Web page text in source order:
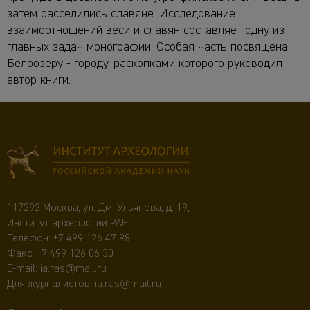
затем расселились славяне. Исследование
взаимоотношений веси и славян составляет одну из
главных задач монографии. Особая часть посвящена
Белоозеру - городу, раскопками которого руководил
автор книги.
117292 Москва, ул. Дм. Ульянова, д. 19,
Институт археологии РАН
Телефон: +7 499 126 47 98
Факс: +7 499 126 06 30
E-mail: ia.ras@mail.ru
Для журналистов: ia.ras@mail.ru